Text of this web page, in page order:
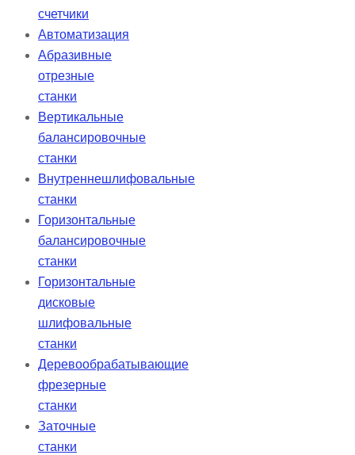
счетчики
Автоматизация
Абразивные
отрезные
станки
Вертикальные
балансировочные
станки
Внутреннешлифовальные
станки
Горизонтальные
балансировочные
станки
Горизонтальные
дисковые
шлифовальные
станки
Деревообрабатывающие
фрезерные
станки
Заточные
станки